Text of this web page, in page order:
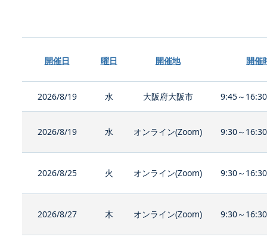
開催日 曜日 開催地 開催
2026/8/19 水 大阪府大阪市 9:45～
2026/8/19 水 オンライン(Zoom) 9:30～
2026/8/25 火 オンライン(Zoom) 9:30～
2026/8/27 木 オンライン(Zoom) 9:30～